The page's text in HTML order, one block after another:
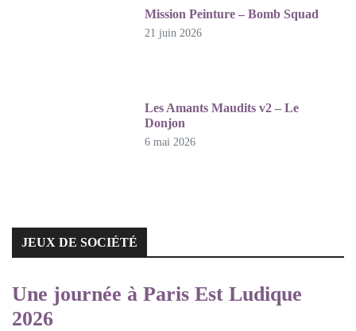
Mission Peinture – Bomb Squad
21 juin 2026
Les Amants Maudits v2 – Le
Donjon
6 mai 2026
JEUX DE SOCIÉTÉ
JEUX DE SOCIÉTÉ
Une journée à Paris Est Ludique
2026